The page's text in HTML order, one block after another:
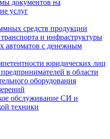
документов на
услуг
средств продукции
и инфраструктуры
автоматов с денежным
юридических лиц
в области
оборудования
обслуживание СИ и
техники